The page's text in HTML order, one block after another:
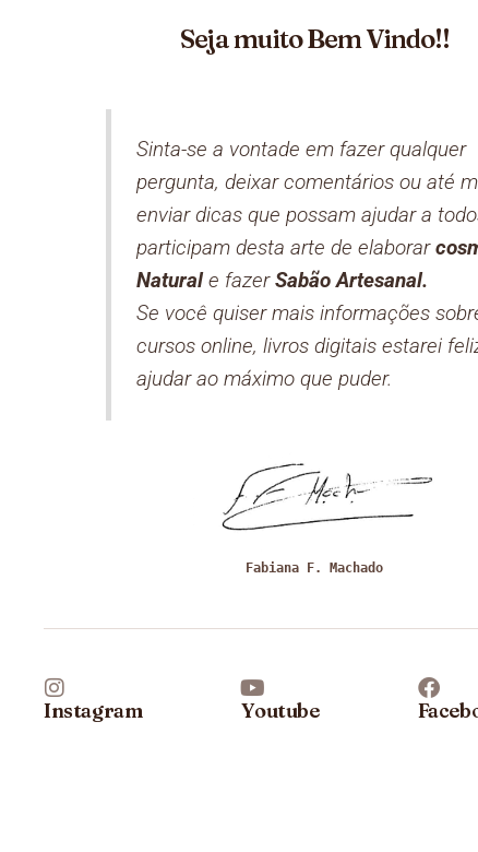
Seja muito Bem Vindo!!
Sinta-se a vontade em fazer qualquer
pergunta, deixar comentários ou até
enviar dicas que possam ajudar a
participam desta arte de elaborar
Naturale fazerSabão Artesanal.
Se você quiser mais informações
cursos online, livros digitais estarei
ajudar ao máximo que puder.
Fabiana F. Machado
Instagram Youtube